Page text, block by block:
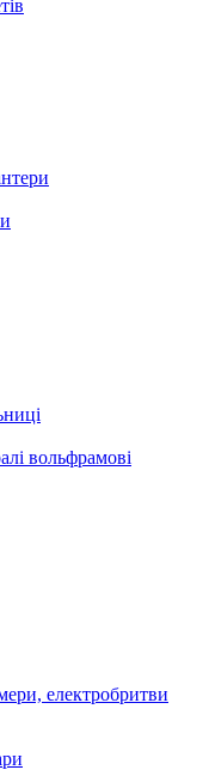
вольфрамові
електробритви